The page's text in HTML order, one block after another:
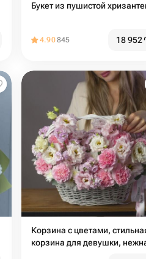
Букет из пушистой
4.90845 18 952
Корзина с цветами,
корзина для девушки,